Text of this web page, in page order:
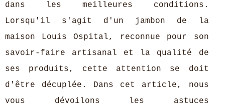
dans les meilleures conditions.
Lorsqu'il s'agit d'un jambon de la
maison Louis Ospital, reconnue pour son
savoir-faire artisanal et la qualité de
ses produits, cette attention se doit
d'être décuplée. Dans cet article, nous
vous dévoilons les astuces